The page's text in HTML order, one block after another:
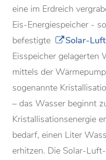
eine im Erdreich
Eis-Energiespeicher -
befestigte
Solar-
Eisspeicher gelagerten
mittels der
sogenannte
– das Wasser beginnt
Kristallisationsenergie
bedarf, einen Liter
erhitzen. Die Solar-